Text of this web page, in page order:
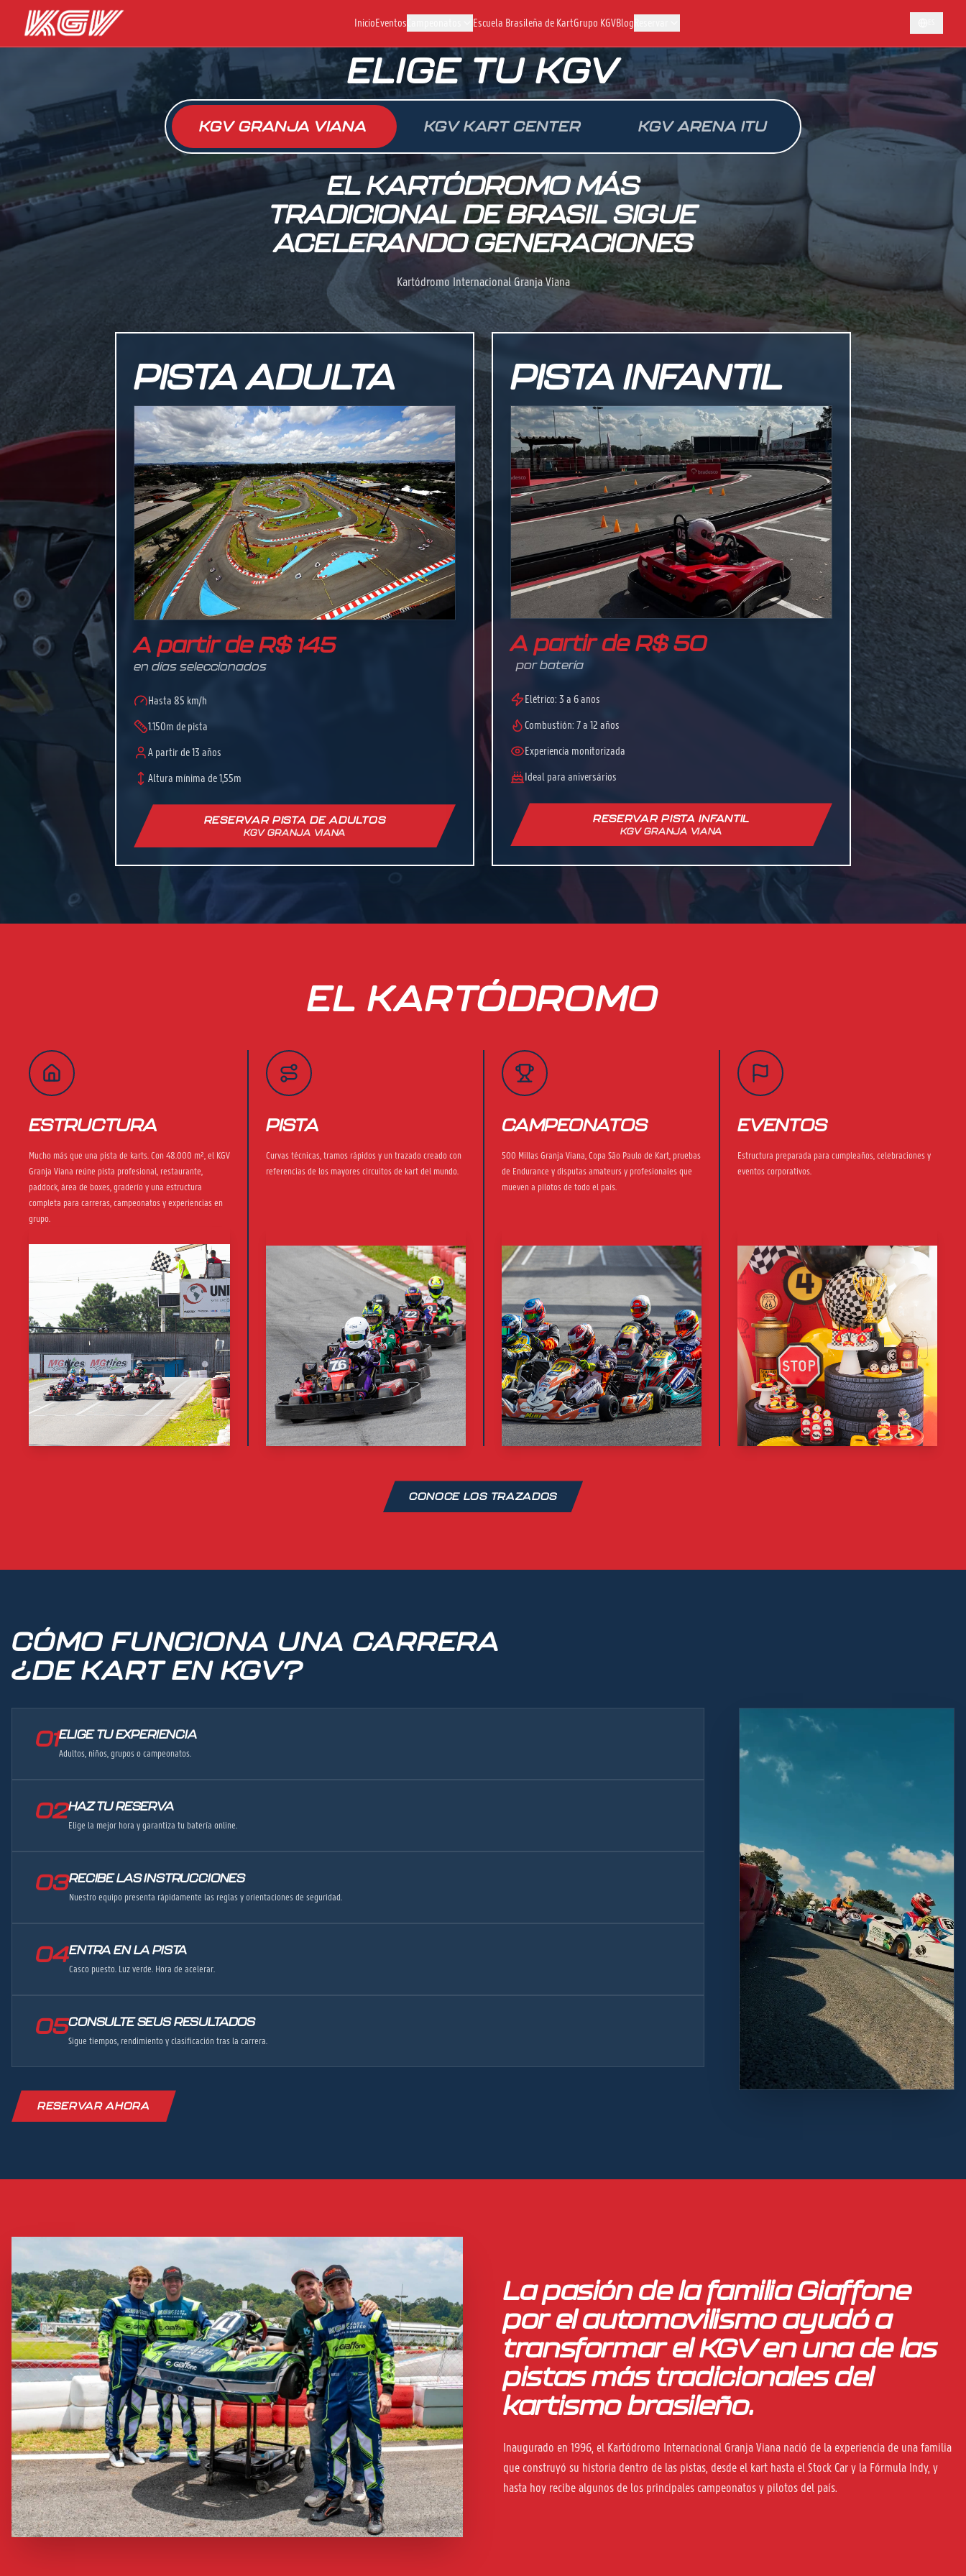
InicioEventos Escuela Brasileña de KartGrupo KGVBlog
ELIGE TU KGV
KGV GRANJA VIANA KGV KART CENTER KGV ARENA ITU
EL KARTÓDROMO MÁS
TRADICIONAL DE BRASIL SIGUE
ACELERANDO GENERACIONES
Kartódromo Internacional Granja Viana
PISTA ADULTA
A partir de R$ 145
en días seleccionados
Hasta 85 km/h
1.150m de pista
A partir de 13 años
Altura mínima de 1,55m
RESERVAR PISTA DE ADULTOS
KGV GRANJA VIANA
PISTA INFANTIL
A partir de R$ 50
por batería
Elétrico: 3 a 6 anos
Combustión: 7 a 12 años
Experiencia monitorizada
Ideal para aniversários
RESERVAR PISTA INFANTIL
KGV GRANJA VIANA
EL KARTÓDROMO
ESTRUCTURA
Mucho más que una pista de karts. Con 48.000 m², el KGV
Granja Viana reúne pista profesional, restaurante,
paddock, área de boxes, graderío y una estructura
completa para carreras, campeonatos y experiencias en
grupo.
PISTA
Curvas técnicas, tramos rápidos y un trazado creado con
referencias de los mayores circuitos de kart del mundo.
CAMPEONATOS
500 Millas Granja Viana, Copa São Paulo de Kart, pruebas
de Endurance y disputas amateurs y profesionales que
mueven a pilotos de todo el país.
EVENTOS
Estructura preparada para cumpleaños, celebraciones y
eventos corporativos.
CONOCE LOS TRAZADOS
CÓMO FUNCIONA UNA CARRERA
¿DE KART EN KGV?
01ELIGE TU EXPERIENCIA
Adultos, niños, grupos o campeonatos.
02HAZ TU RESERVA
Elige la mejor hora y garantiza tu batería online.
03RECIBE LAS INSTRUCCIONES
Nuestro equipo presenta rápidamente las reglas y orientaciones de seguridad.
04ENTRA EN LA PISTA
Casco puesto. Luz verde. Hora de acelerar.
05CONSULTE SEUS RESULTADOS
Sigue tiempos, rendimiento y clasificación tras la carrera.
RESERVAR AHORA
La pasión de la familia Giaffone
por el automovilismo ayudó a
transformar el KGV en una de las
pistas más tradicionales del
kartismo brasileño.
Inaugurado en 1996, el Kartódromo Internacional Granja Viana nació de la experiencia de una familia
que construyó su historia dentro de las pistas, desde el kart hasta el Stock Car y la Fórmula Indy, y
hasta hoy recibe algunos de los principales campeonatos y pilotos del país.